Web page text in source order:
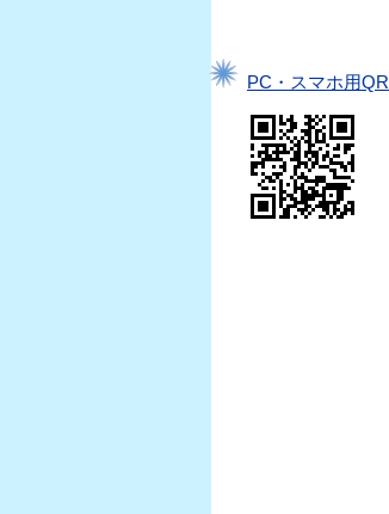
PC・スマホ用QR